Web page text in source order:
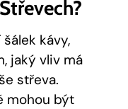
kávy,
jaký vliv má
střeva.
mohou být